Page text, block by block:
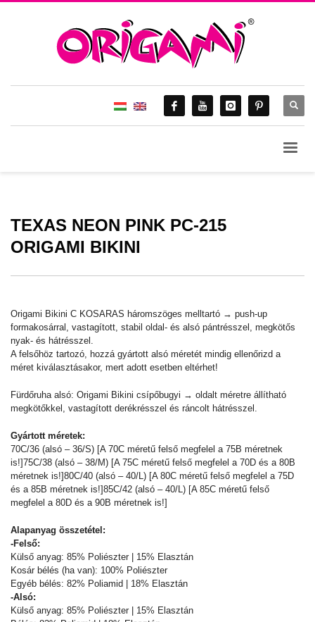
TEXAS NEON PINK PC-215
ORIGAMI BIKINI
Origami Bikini C KOSARAS háromszöges melltartó → push-up
formakosárral, vastagított, stabil oldal- és alsó pántrésszel, megkötős
nyak- és hátrésszel.
A felsőhöz tartozó, hozzá gyártott alsó méretét mindig ellenőrizd a
méret kiválasztásakor, mert adott esetben eltérhet!
Fürdőruha alsó: Origami Bikini csípőbugyi → oldalt méretre állítható
megkötőkkel, vastagított derékrésszel és ráncolt hátrésszel.
Gyártott méretek:
70C/36 (alsó – 36/S) [A 70C méretű felső megfelel a 75B méretnek
is!]75C/38 (alsó – 38/M) [A 75C méretű felső megfelel a 70D és a 80B
méretnek is!]80C/40 (alsó – 40/L) [A 80C méretű felső megfelel a 75D
és a 85B méretnek is!]85C/42 (alsó – 40/L) [A 85C méretű felső
megfelel a 80D és a 90B méretnek is!]
Alapanyag összetétel:
-Felső:
Külső anyag: 85% Poliészter | 15% Elasztán
Kosár bélés (ha van): 100% Poliészter
Egyéb bélés: 82% Poliamid | 18% Elasztán
-Alsó:
Külső anyag: 85% Poliészter | 15% Elasztán